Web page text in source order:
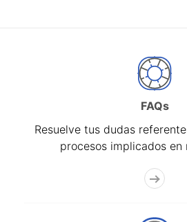
FAQs
Resuelve tus dudas
procesos implicados en